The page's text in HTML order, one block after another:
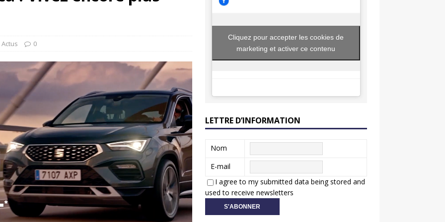
Actus 0
Cliquez pour accepter les cookies de
marketing et activer ce contenu
LETTRE D’INFORMATION
Nom
E-mail
I agree to my submitted data being stored and
used to receive newsletters